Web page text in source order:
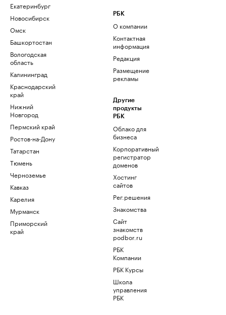
Екатеринбург
Новосибирск
Омск
Башкортостан
Вологодская
область
Калининград
Краснодарский
край
Нижний
Новгород
Пермский край
Ростов-на-Дону
Татарстан
Тюмень
Черноземье
Кавказ
Карелия
Мурманск
Приморский
край
РБК
О компании
Контактная
информация
Редакция
Размещение
рекламы
Другие
продукты
РБК
Облако для
бизнеса
Корпоративный
регистратор
доменов
Хостинг
сайтов
Рег.решения
Знакомства
Сайт
знакомств
podbor.ru
РБК
Компании
РБК Курсы
Школа
управления
РБК